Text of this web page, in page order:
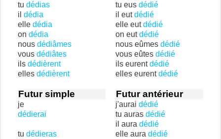
tu dédias
il dédia
elle dédia
on dédia
nous dédiâmes
vous dédiâtes
ils dédièrent
elles dédièrent
tu eus dédié
il eutdédié
elle eutdédié
on eutdédié
nous eûmes dédié
vous eûtes dédié
ils eurentdédié
elles eurentdédié
Futur simple
je
dédierai
tu dédieras
Futur antérieur
j'aurai dédié
tu auras dédié
il aura dédié
elle aura dédié